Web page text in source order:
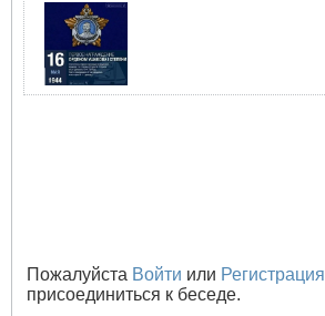
Пожалуйста Войти или Регистрация
присоединиться к беседе.